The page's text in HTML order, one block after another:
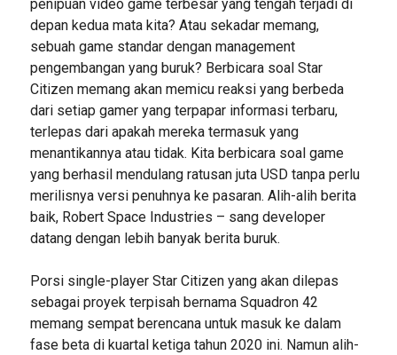
penipuan video game terbesar yang tengah terjadi di
depan kedua mata kita? Atau sekadar memang,
sebuah game standar dengan management
pengembangan yang buruk? Berbicara soal Star
Citizen memang akan memicu reaksi yang berbeda
dari setiap gamer yang terpapar informasi terbaru,
terlepas dari apakah mereka termasuk yang
menantikannya atau tidak. Kita berbicara soal game
yang berhasil mendulang ratusan juta USD tanpa perlu
merilisnya versi penuhnya ke pasaran. Alih-alih berita
baik, Robert Space Industries – sang developer
datang dengan lebih banyak berita buruk.
Porsi single-player Star Citizen yang akan dilepas
sebagai proyek terpisah bernama Squadron 42
memang sempat berencana untuk masuk ke dalam
fase beta di kuartal ketiga tahun 2020 ini. Namun alih-